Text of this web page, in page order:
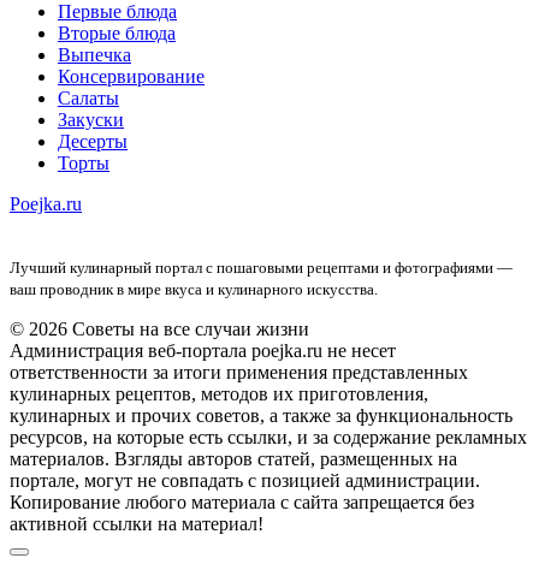
Первые блюда
Вторые блюда
Выпечка
Консервирование
Салаты
Закуски
Десерты
Торты
Poejka.ru
Лучший кулинарный портал с пошаговыми рецептами и фотографиями —
ваш проводник в мире вкуса и кулинарного искусства.
© 2026 Советы на все случаи жизни
Администрация веб-портала poejka.ru не несет
ответственности за итоги применения представленных
кулинарных рецептов, методов их приготовления,
кулинарных и прочих советов, а также за функциональность
ресурсов, на которые есть ссылки, и за содержание рекламных
материалов. Взгляды авторов статей, размещенных на
портале, могут не совпадать с позицией администрации.
Копирование любого материала с сайта запрещается без
активной ссылки на материал!